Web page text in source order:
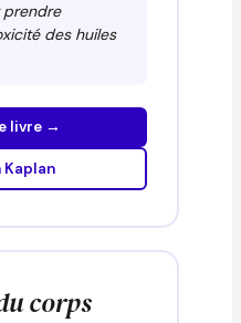
des huiles
livre →
Kaplan
corps